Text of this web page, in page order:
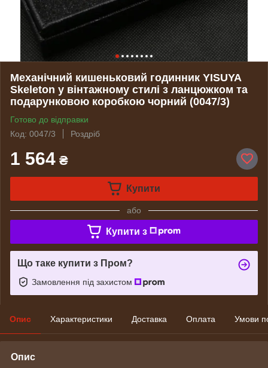
Механічний кишеньковий годинник YISUYA
Skeleton у вінтажному стилі з ланцюжком та
подарунковою коробкою чорний (0047/3)
Готово до відправки
Код: 0047/3
Роздріб
1 564 ₴
Купити
або
Купити з
Що таке купити з Пром?
Замовлення під захистом
Опис Характеристики Доставка Оплата Умови
Опис